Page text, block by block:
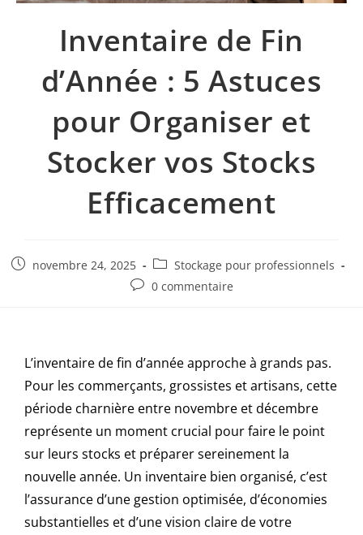
Inventaire de Fin
d’Année : 5 Astuces
pour Organiser et
Stocker vos Stocks
Efficacement
novembre 24, 2025
Stockage pour professionnels
0 commentaire
L’inventaire de fin d’année approche à grands pas.
Pour les commerçants, grossistes et artisans, cette
période charnière entre novembre et décembre
représente un moment crucial pour faire le point
sur leurs stocks et préparer sereinement la
nouvelle année. Un inventaire bien organisé, c’est
l’assurance d’une gestion optimisée, d’économies
substantielles et d’une vision claire de votre